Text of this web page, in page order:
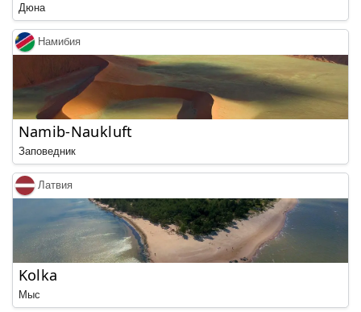
Дюна
Намибия
Namib-Naukluft
Заповедник
Латвия
Kolka
Мыс